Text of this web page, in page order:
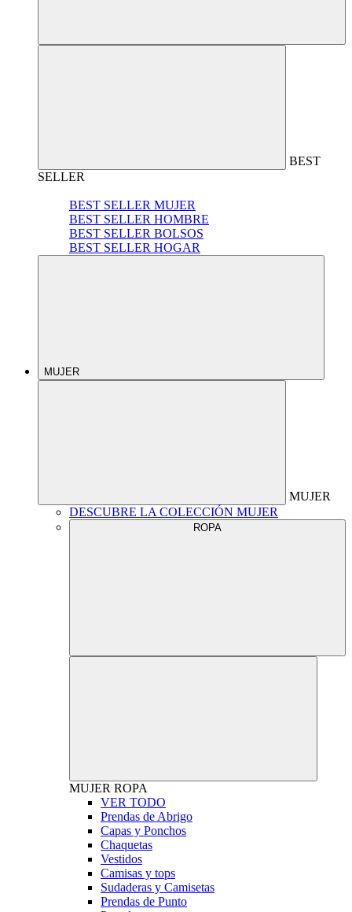
BEST
SELLER
BEST SELLER MUJER
BEST SELLER HOMBRE
BEST SELLER BOLSOS
BEST SELLER HOGAR
MUJER
MUJER
DESCUBRE LA COLECCIÓN MUJER
ROPA
MUJER ROPA
VER TODO
Prendas de Abrigo
Capas y Ponchos
Chaquetas
Vestidos
Camisas y tops
Sudaderas y Camisetas
Prendas de Punto